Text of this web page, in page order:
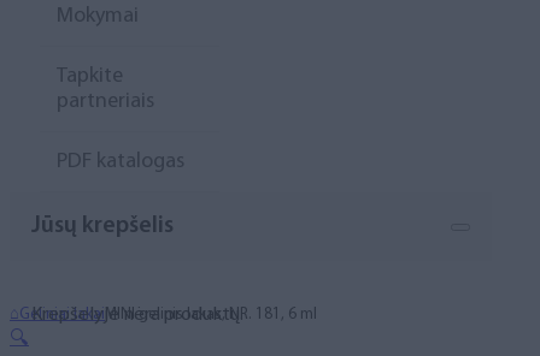
Mokymai
Tapkite
partneriais
PDF katalogas
Jūsų krepšelis
Krepšelyje nėra produktų.
⌂Geliniai lakai MINI gelinis lakas, NR. 181, 6 ml
🔍